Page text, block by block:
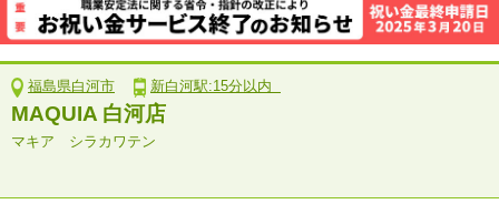
福島県白河市 新白河駅:15分以内
MAQUIA 白河店
マキア シラカワテン